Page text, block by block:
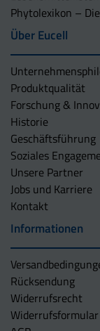
Phytolexikon –
Über Eucell
Produktqualität
Forschung &
Historie
Geschäftsführung
Soziales
Unsere Partner
Jobs und Karriere
Kontakt
Informationen
Rücksendung
Widerrufsrecht
Widerrufsformular